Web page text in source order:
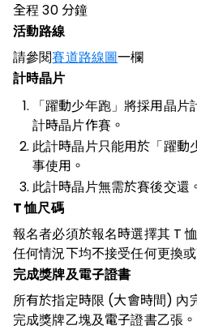
全程 30 分鐘
活動路線
請參閱賽道路線圖一欄
計時晶片
「躍動少年跑」將採用晶
計時晶片作賽。
此計時晶片只能用於「躍動
事使用。
此計時晶片無需於賽後交還
T 恤尺碼
報名者必須於報名時選擇其 T
任何情況下均不接受任何更換
完成獎牌及電子證書
所有於指定時限 (大會時間) 內
完成獎牌乙塊及電子證書乙張。